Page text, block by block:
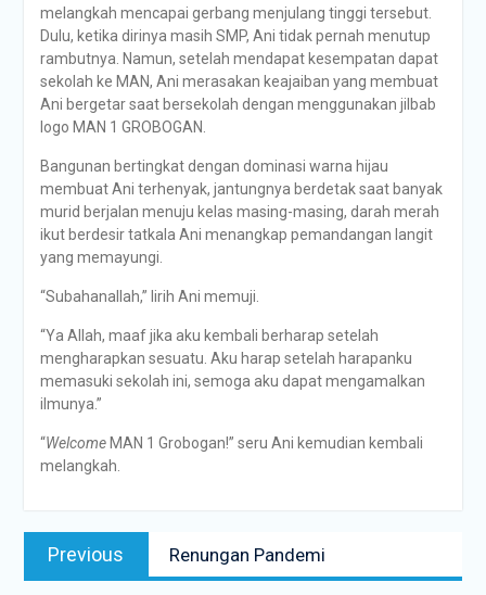
melangkah mencapai gerbang menjulang tinggi tersebut.
Dulu, ketika dirinya masih SMP, Ani tidak pernah menutup
rambutnya. Namun, setelah mendapat kesempatan dapat
sekolah ke MAN, Ani merasakan keajaiban yang membuat
Ani bergetar saat bersekolah dengan menggunakan jilbab
logo MAN 1 GROBOGAN.
Bangunan bertingkat dengan dominasi warna hijau
membuat Ani terhenyak, jantungnya berdetak saat banyak
murid berjalan menuju kelas masing-masing, darah merah
ikut berdesir tatkala Ani menangkap pemandangan langit
yang memayungi.
“Subahanallah,” lirih Ani memuji.
“Ya Allah, maaf jika aku kembali berharap setelah
mengharapkan sesuatu. Aku harap setelah harapanku
memasuki sekolah ini, semoga aku dapat mengamalkan
ilmunya.”
“WelcomeMAN 1 Grobogan!” seru Ani kemudian kembali
melangkah.
Previous Renungan Pandemi